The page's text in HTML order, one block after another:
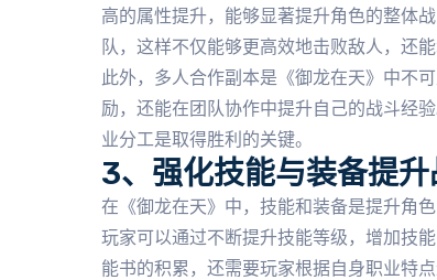
高的属性提升，能够显著提升角色的整体
队，这样不仅能够更高效地击败敌人，还
此外，多人合作副本是《御龙在天》中不
励，还能在团队协作中提升自己的战斗经
业分工是取得胜利的关键。
3、强化技能与装备提升
在《御龙在天》中，技能和装备是提升角
玩家可以通过不断提升技能等级，增加技
能书的积累，还需要玩家根据自身职业特